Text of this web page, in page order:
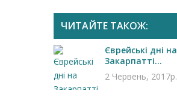
ЧИТАЙТЕ ТАКОЖ:
Єврейські дні на
Закарпатті...
2 Червень, 2017р.